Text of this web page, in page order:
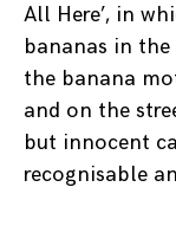
All Here’, in
bananas in the
the banana
and on the
but innocent
recognisable